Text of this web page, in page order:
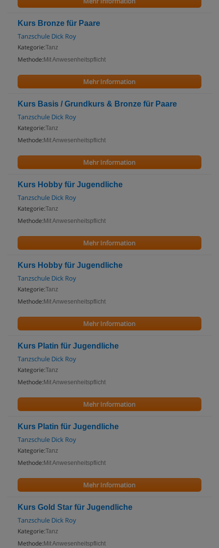
Kurs Bronze für Paare
Tanzschule Dick Roy
Kategorie:Tanz
Methode: Mit Anwesenheitspflicht
Mehr Information
Kurs Basis / Grundkurs & Bronze für Paare
Tanzschule Dick Roy
Kategorie:Tanz
Methode: Mit Anwesenheitspflicht
Mehr Information
Kurs Hobby für Jugendliche
Tanzschule Dick Roy
Kategorie:Tanz
Methode: Mit Anwesenheitspflicht
Mehr Information
Kurs Hobby für Jugendliche
Tanzschule Dick Roy
Kategorie:Tanz
Methode: Mit Anwesenheitspflicht
Mehr Information
Kurs Platin für Jugendliche
Tanzschule Dick Roy
Kategorie:Tanz
Methode: Mit Anwesenheitspflicht
Mehr Information
Kurs Platin für Jugendliche
Tanzschule Dick Roy
Kategorie:Tanz
Methode: Mit Anwesenheitspflicht
Mehr Information
Kurs Gold Star für Jugendliche
Tanzschule Dick Roy
Kategorie:Tanz
Methode: Mit Anwesenheitspflicht